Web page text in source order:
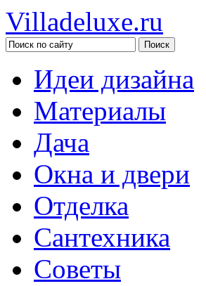
Villadeluxe.ru
Идеи дизайна
Материалы
Дача
Окна и двери
Отделка
Сантехника
Советы